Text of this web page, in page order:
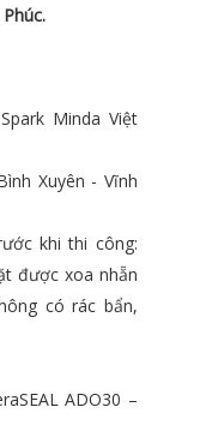
Minda Việt
Xuyên - Vĩnh
khi thi công:
được xoa nhẵn
có rác bẩn,
ADO30 –